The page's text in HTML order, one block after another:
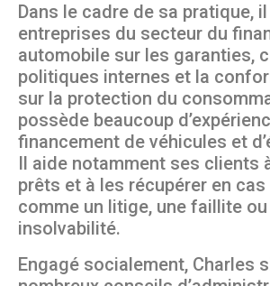
Dans le cadre de sa pratique,
entreprises du secteur du
automobile sur les garanties,
politiques internes et la
sur la protection du
possède beaucoup
financement de véhicules et
Il aide notamment ses clients
prêts et à les récupérer en
comme un litige, une faillite
insolvabilité.
Engagé socialement, Charles